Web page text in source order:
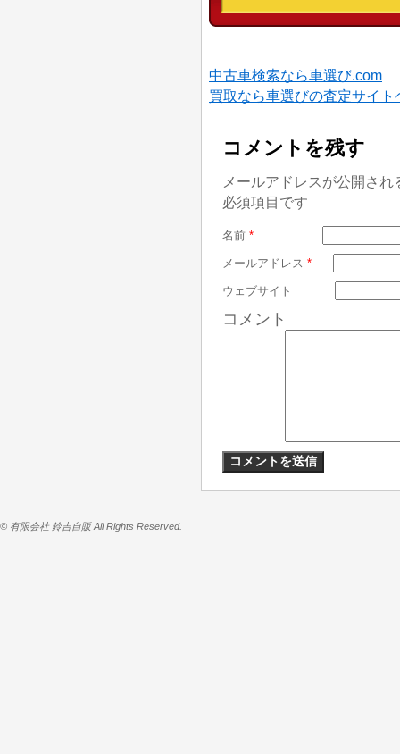
中古車検索なら車選び.com
買取なら車選びの査定サイト
コメントを残す
メールアドレスが公開さ
必須項目です
名前 *
メールアドレス *
ウェブサイト
コメント
© 有限会社 鈴吉自販 All Rights Reserved.